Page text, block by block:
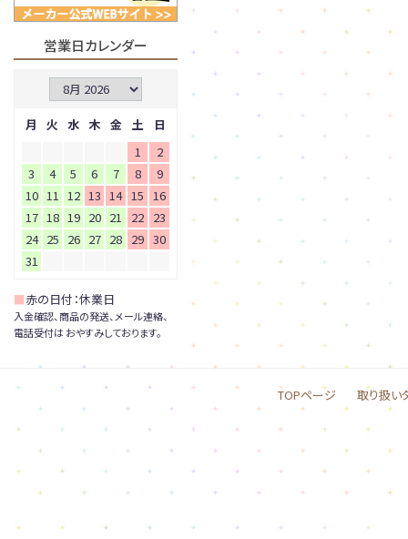
営業日カレンダー
月 火 水 木 金 土
日
1
2
3
4 5 6 7 8
9
10 11 12 13 14 15
16
17 18 19 20 21 22 23
24 25 26 27 28 29 30
31
■赤の日付：休業日
入金確認、商品の発送、メール連絡、
電話受付は おやすみしております。
TOPページ 取り扱い